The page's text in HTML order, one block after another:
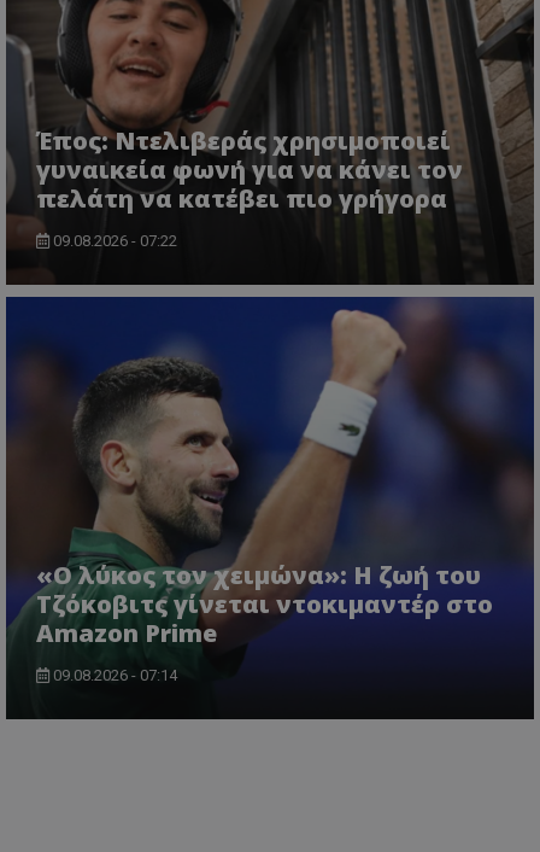
Έπος: Ντελιβεράς χρησιμοποιεί
γυναικεία φωνή για να κάνει τον
πελάτη να κατέβει πιο γρήγορα
09.08.2026 - 07:22
«Ο λύκος τον χειμώνα»: Η ζωή του
Τζόκοβιτς γίνεται ντοκιμαντέρ στο
Amazon Prime
09.08.2026 - 07:14